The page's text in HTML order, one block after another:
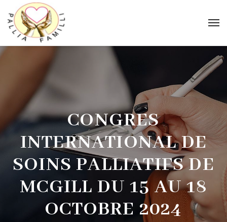
CONGRES
INTERNATIONAL DE
SOINS PALLIATIFS DE
MCGILL DU 15 AU 18
OCTOBRE 2024